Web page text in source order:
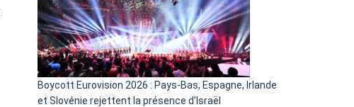
Boycott Eurovision 2026 : Pays-Bas, Espagne, Irlande
et Slovénie rejettent la présence d’Israël